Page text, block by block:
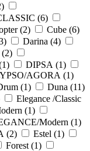
)
(6)
(2) Cube (6)
) Darina (4)
2)
1) DIPSA (1)
AGORA (1)
(1) Duna (11)
Elegance /Classic
(1)
Modern (1)
(2) Estel (1)
Forest (1)